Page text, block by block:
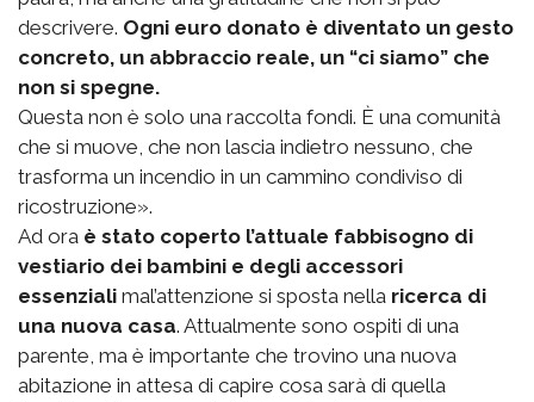
descrivere. Ogni euro donato è diventato un gesto
concreto, un abbraccio reale, un “ci siamo” che
non si spegne.
Questa non è solo una raccolta fondi. È una comunità
che si muove, che non lascia indietro nessuno, che
trasforma un incendio in un cammino condiviso di
ricostruzione».
Ad ora è stato coperto l’attuale fabbisogno di
vestiario dei bambini e degli accessori
essenziali mal’attenzione si sposta nella ricerca di
una nuova casa. Attualmente sono ospiti di una
parente, ma è importante che trovino una nuova
abitazione in attesa di capire cosa sarà di quella